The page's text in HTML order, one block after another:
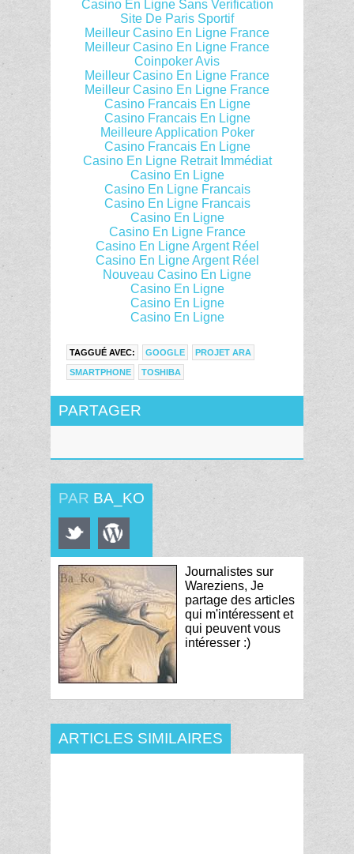
Casino En Ligne Sans Verification
Site De Paris Sportif
Meilleur Casino En Ligne France
Meilleur Casino En Ligne France
Coinpoker Avis
Meilleur Casino En Ligne France
Meilleur Casino En Ligne France
Casino Francais En Ligne
Casino Francais En Ligne
Meilleure Application Poker
Casino Francais En Ligne
Casino En Ligne Retrait Immédiat
Casino En Ligne
Casino En Ligne Francais
Casino En Ligne Francais
Casino En Ligne
Casino En Ligne France
Casino En Ligne Argent Réel
Casino En Ligne Argent Réel
Nouveau Casino En Ligne
Casino En Ligne
Casino En Ligne
Casino En Ligne
TAGGUÉ AVEC: GOOGLE PROJET ARA
SMARTPHONE TOSHIBA
PARTAGER
PAR BA_KO
Journalistes sur
Wareziens, Je
partage des articles
qui m'intéressent et
qui peuvent vous
intéresser :)
ARTICLES SIMILAIRES